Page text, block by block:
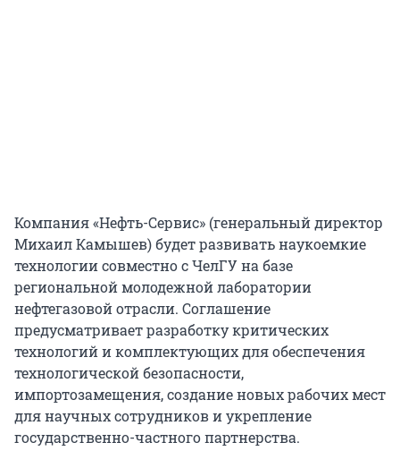
Компания «Нефть-Сервис» (генеральный директор
Михаил Камышев) будет развивать наукоемкие
технологии совместно с ЧелГУ на базе
региональной молодежной лаборатории
нефтегазовой отрасли. Соглашение
предусматривает разработку критических
технологий и комплектующих для обеспечения
технологической безопасности,
импортозамещения, создание новых рабочих мест
для научных сотрудников и укрепление
государственно-частного партнерства.